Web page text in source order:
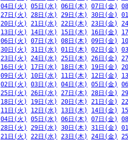
04日(火) 05日(水) 06日(木) 07日(金)
27日(火) 28日(水) 29日(木) 30日(金)
20日(火) 21日(水) 22日(木) 23日(金)
13日(火) 14日(水) 15日(木) 16日(金)
06日(火) 07日(水) 08日(木) 09日(金)
30日(火) 31日(水) 01日(木) 02日(金)
23日(火) 24日(水) 25日(木) 26日(金)
16日(火) 17日(水) 18日(木) 19日(金)
09日(火) 10日(水) 11日(木) 12日(金)
02日(火) 03日(水) 04日(木) 05日(金)
25日(火) 26日(水) 27日(木) 28日(金)
18日(火) 19日(水) 20日(木) 21日(金)
11日(火) 12日(水) 13日(木) 14日(金)
04日(火) 05日(水) 06日(木) 07日(金)
28日(火) 29日(水) 30日(木) 31日(金)
21日(火) 22日(水) 23日(木) 24日(金)